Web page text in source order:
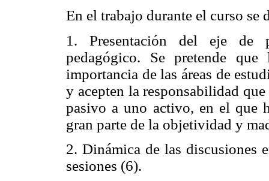
En el trabajo durante el curso se
1. Presentación del eje de
pedagógico. Se pretende
importancia de las áreas de
y acepten la responsabilidad
pasivo a uno activo, en el que
gran parte de la objetividad y
2. Dinámica de las discusiones
sesiones (6).